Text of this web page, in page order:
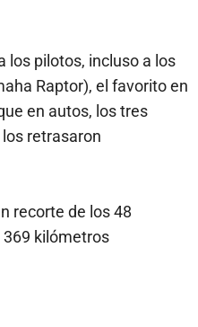
los pilotos, incluso a los
Raptor), el favorito en
en autos, los tres
retrasaron
recorte de los 48
kilómetros